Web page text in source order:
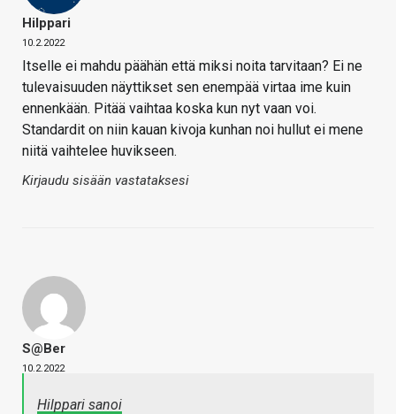
Hilppari
10.2.2022
Itselle ei mahdu päähän että miksi noita tarvitaan? Ei ne
tulevaisuuden näyttikset sen enempää virtaa ime kuin
ennenkään. Pitää vaihtaa koska kun nyt vaan voi.
Standardit on niin kauan kivoja kunhan noi hullut ei mene
niitä vaihtelee huvikseen.
Kirjaudu sisään vastataksesi
S@ber
10.2.2022
Hilppari sanoi